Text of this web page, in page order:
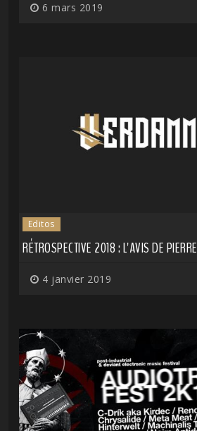
6 mars 2019
Editos
RÉTROSPECTIVE 2018 : L'AVIS DE PIERRE
4 janvier 2019